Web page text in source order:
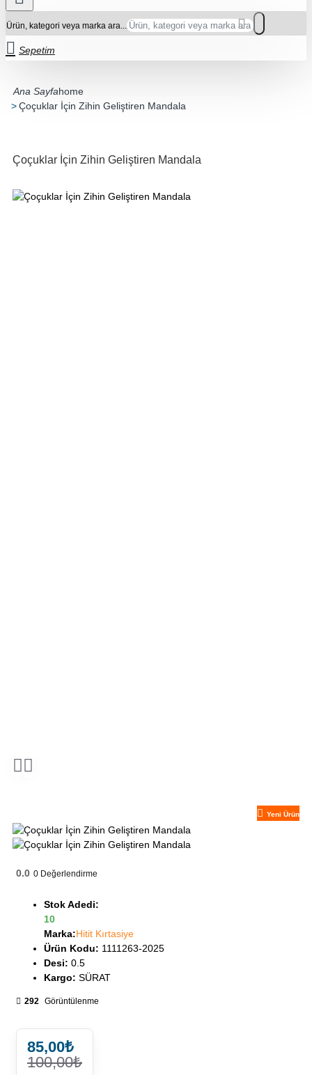
Ürün, kategori veya marka ara...
Sepetim
home
Çoçuklar İçin Zihin Geliştiren Mandala
Çoçuklar İçin Zihin Geliştiren Mandala
Yeni Ürün
0.0 0 Değerlendirme
Stok Adedi:
10
Marka:Hitit Kırtasiye
Ürün Kodu: 1111263-2025
Desi: 0.5
Kargo: SÜRAT
292 Görüntülenme
85,00₺
100,00₺